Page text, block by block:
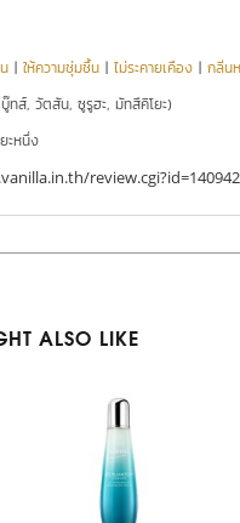
| ให้ความชุ่มชื้น | ไม่ระคายเคือง | กลิ่น
ทส์, วัตสัน, ซูรูฮะ, มัทสึคิโยะ)
ะหนึ่ง
ALSO LIKE